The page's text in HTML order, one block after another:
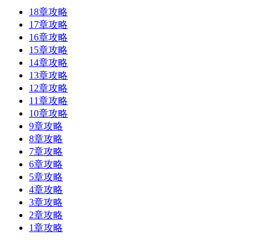
18章攻略
17章攻略
16章攻略
15章攻略
14章攻略
13章攻略
12章攻略
11章攻略
10章攻略
9章攻略
8章攻略
7章攻略
6章攻略
5章攻略
4章攻略
3章攻略
2章攻略
1章攻略